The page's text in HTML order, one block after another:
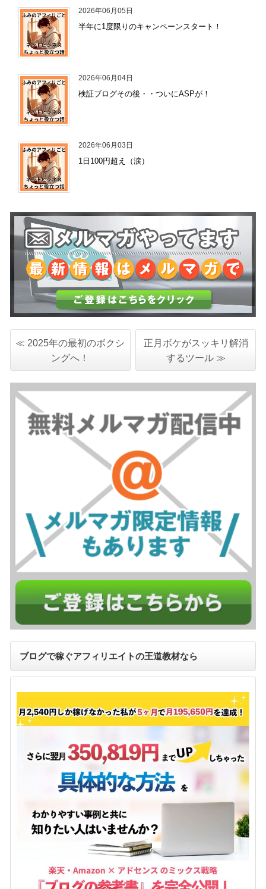
2026年06月05日
半年に1度限りのキャンペーンスタート！
2026年06月04日
検証ブログその後・・ついにASPが！
2026年06月03日
1日100円超え（涙）
≪ 2025年の最初のボクシ
ングへ！
正月ボケがスッキリ解消
するツール ≫
ブログで稼ぐアフィリエイトの王道教材なら